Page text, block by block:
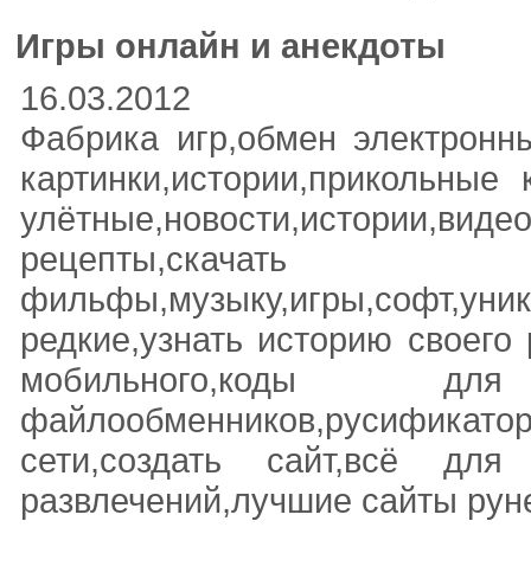
Игры онлайн и анекдоты
16.03.2012
Фабрика игр,обмен
редкие,узнать историю
сети,создать сайт,всё
развлечений,лучшие сайты